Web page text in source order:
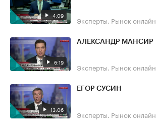
4:09 Эксперты. Рынок онлайн
6:19
АЛЕКСАНДР МАНСИР
Эксперты. Рынок онлайн
13:06
ЕГОР СУСИН
Эксперты. Рынок онлайн